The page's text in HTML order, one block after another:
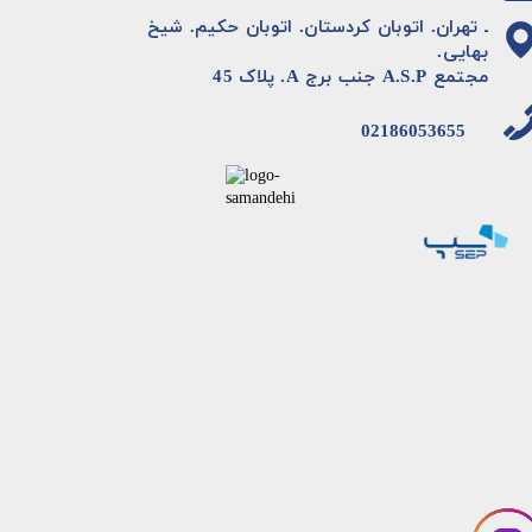
ـ تهران. اتوبان کردستان. اتوبان حکیم. شیخ
بهایی.
مجتمع A.S.P جنب برج A. پلاک 45
02186053655